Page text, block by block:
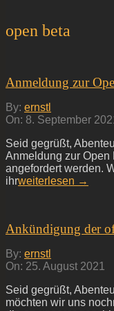
open beta
Anmeldung zur
2021-
09-
By: ernstl
On: 8. September
Seid gegrüßt,
Anmeldung zur Open
angefordert werden.
ihrweiterlesen →
Ankündigung der
2021-
08-
By: ernstl
On: 25. August 2021
Seid gegrüßt,
möchten wir uns